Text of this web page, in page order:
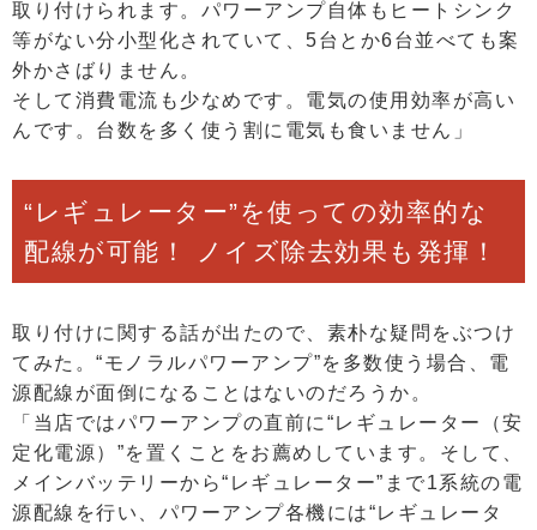
取り付けられます。パワーアンプ自体もヒートシンク
等がない分小型化されていて、5台とか6台並べても案
外かさばりません。
そして消費電流も少なめです。電気の使用効率が高い
んです。台数を多く使う割に電気も食いません」
“レギュレーター”を使っての効率的な
配線が可能！ ノイズ除去効果も発揮！
取り付けに関する話が出たので、素朴な疑問をぶつけ
てみた。“モノラルパワーアンプ”を多数使う場合、電
源配線が面倒になることはないのだろうか。
「当店ではパワーアンプの直前に“レギュレーター（安
定化電源）”を置くことをお薦めしています。そして、
メインバッテリーから“レギュレーター”まで1系統の電
源配線を行い、パワーアンプ各機には“レギュレータ